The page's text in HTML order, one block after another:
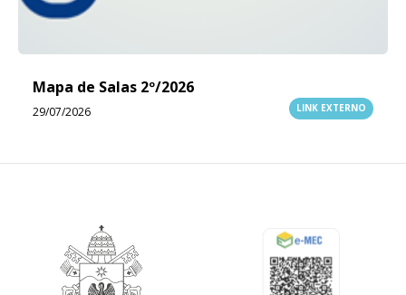
Mapa de Salas 2º/2026
29/07/2026 LINK EXTERNO